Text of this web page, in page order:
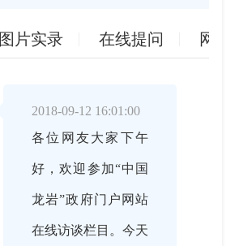
图片实录 在线提问 网
2018-09-12 16:01:00
各位网友大家下午
好，欢迎参加“中国
龙岩”政府门户网站
在线访谈栏目。今天